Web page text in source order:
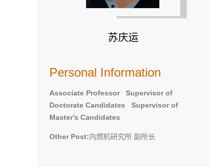
苏庆运
Personal Information
Associate Professor Supervisor of
Doctorate Candidates Supervisor of
Master's Candidates
Other Post:内燃机研究所 副所长